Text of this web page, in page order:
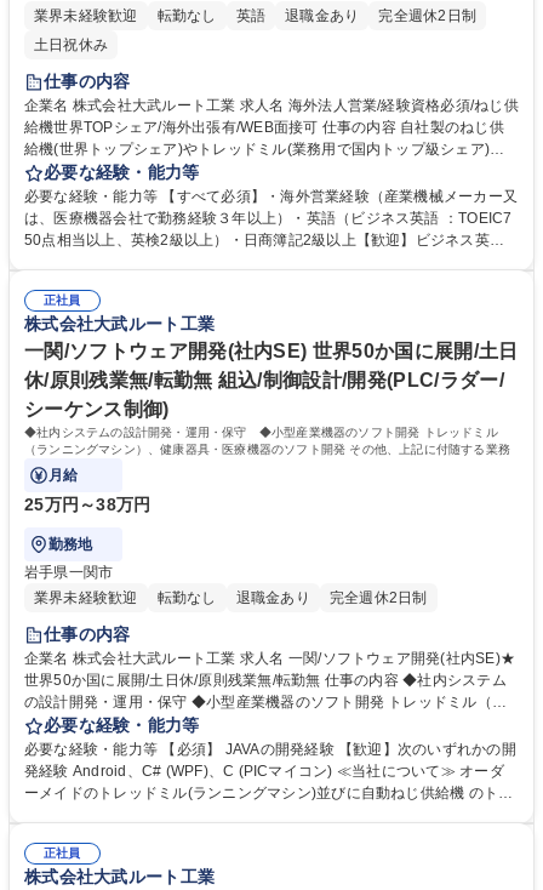
業界未経験歓迎
転勤なし 英語 退職金あり
完全週休2日制
土日祝休み
仕事の内容
企業名 株式会社大武ルート工業 求人名 海外法人営業/経験資格必須/ねじ供
給機世界TOPシェア/海外出張有/WEB面接可 仕事の内容 自社製のねじ供
給機(世界トップシェア)やトレッドミル(業務用で国内トップ級シェア)の
国内ならびに海外営業をお任せします。社内の研修や同行を通し知識を習
得いただきます。 【詳細】・国内および海外の顧客や代理店との商談、契
約交渉：現地訪問、もしくはオンライン、メール等にて対応 ・国内及び海
外の展示会への出展：出展準備から設営、運営等 ・国内及び海外の新規市
営業/経験資格必須/ねじ供給機世界TOPシェア/海外出張有/WEB面接可
必要な経験・能力等
必要な経験・能力等 【すべて必須】・海外営業経験（産業機械メーカー又
は、医療機器会社で勤務経験３年以上）・英語（ビジネス英語 ：TOEIC7
50点相当以上、英検2級以上）・日商簿記2級以上【歓迎】ビジネス英
ーダーメイドトレッドミルの設計から製造まで 一貫生産が行える国内唯一
の専門メーカーであり、製品は国や大学などの 研究機関で使用されていま
す。経済産業省「元気なモノ作り中小企業300 社」や2018年「地域未来
牽引企業」など受賞も多数。 学歴・資格 学歴：大学院 大学 語学力：英語
資格：第一種運転免許普通自動車
正社員
株式会社大武ルート工業
一関/ソフトウェア開発(社内SE) 世界50か国に展開/土日
休/原則残業無/転勤無 組込/制御設計/開発(PLC/ラダー/
シーケンス制御)
◆社内システムの設計開発・運用・保守 ◆小型産業機器のソフト開発 トレッドミル
（ランニングマシン）、健康器具・医療機器のソフト開発 その他、上記に付随する業務
月給
25万円～38万円
勤務地
岩手県一関市
業界未経験歓迎
転勤なし 退職金あり 完全週休2日制
仕事の内容
企業名 株式会社大武ルート工業 求人名 一関/ソフトウェア開発(社内SE)★
世界50か国に展開/土日休/原則残業無/転勤無 仕事の内容 ◆社内システム
の設計開発・運用・保守 ◆小型産業機器のソフト開発 トレッドミル（ラ
ンニングマシン）、健康器具・医療機器のソフト開発 その他、上記に付随
する業務 ※一部社内SE業務にもご対応いただきます。また、原則残業は
ありません。【求める人物像】・広い視野で最善のものを常に考えること
が好きな人 ・前向きな姿勢で問題解決ができる人 ・他部門との協調性を
必要な経験・能力等
必要な経験・能力等 【必須】 JAVAの開発経験 【歓迎】次のいずれかの開
発経験 Android、C# (WPF)、C (PICマイコン) ≪当社について≫ オーダ
ーメイドのトレッドミル(ランニングマシン)並びに自動ねじ供給機 のトッ
関で使用されています。経済産業省「元気なモノ作り中小企業300 社」や
2018年「地域未来牽引企業」など受賞も多数。 学歴・資格 学歴：大学院
正社員
株式会社大武ルート工業